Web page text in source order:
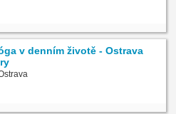
v denním životě - Ostrava